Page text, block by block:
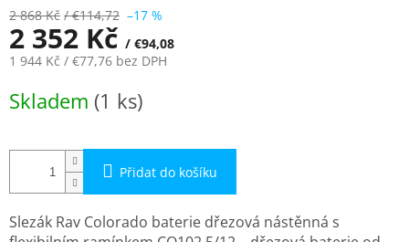
2 868 Kč / €114,72 –17 %
2 352 Kč / €94,08
1 944 Kč / €77,76 bez DPH
cena:
Skladem (1 ks)
Přidat do košíku
Slezák Rav Colorado baterie dřezová nástěnná s